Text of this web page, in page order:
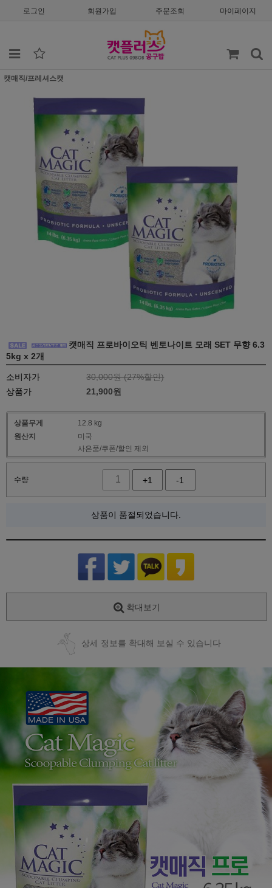
로그인 회원가입 주문조회 마이페이지
캣매직/프레셔스캣
캣매직 프로바이오틱 벤토나이트 모래 SET 무향 6.3
5kg x 2개
소비자가 30,000원 (27%할인)
상품가
21,900원
상품무게
12.8 kg
원산지
미국
사은품/쿠폰/할인 제외
수량 +1 -1
상품이 품절되었습니다.
확대보기
상세 정보를 확대해 보실 수 있습니다